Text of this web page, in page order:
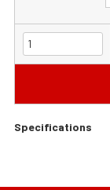
Specifications